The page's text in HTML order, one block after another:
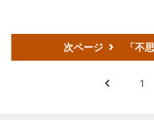
次ページ 「不
< 1